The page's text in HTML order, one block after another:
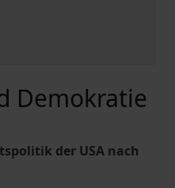
Demokratie
der USA nach